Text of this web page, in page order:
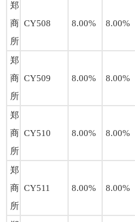
郑
商
所
CY508 8.00% 8.00%
郑
商
所
CY509 8.00% 8.00%
郑
商
所
CY510 8.00% 8.00%
郑
商
所
CY511 8.00% 8.00%